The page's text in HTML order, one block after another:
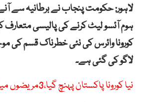
لاہور: حکومت پنجاب نے برطانیہ سے
ہوم آئسو لیٹ کرنے کی پالیسی متعارف
کورونا وائرس کی نئی خطرناک قسم کی
لاگو کی گئی ہے۔
نیا کورونا پاکستان پہنچ گیا،3مریضوں میں تصدیق